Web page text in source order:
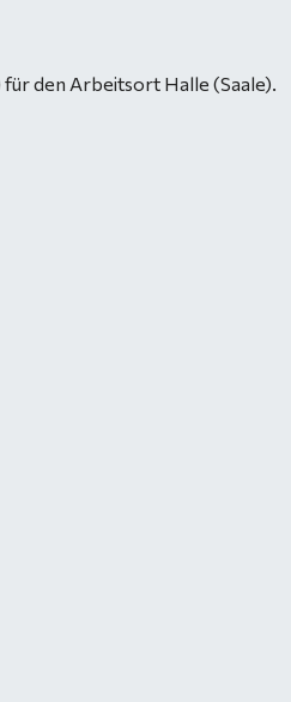
den Arbeitsort Halle (Saale).